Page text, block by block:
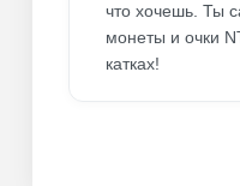
что хочешь. Ты
монеты и очки
катках!